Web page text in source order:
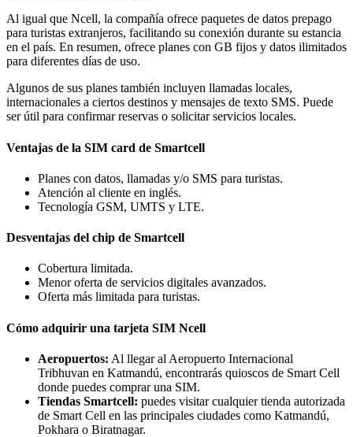
Al igual que Ncell, la compañía ofrece paquetes de datos prepago
para turistas extranjeros, facilitando su conexión durante su estancia
en el país. En resumen, ofrece planes con GB fijos y datos ilimitados
para diferentes días de uso.
Algunos de sus planes también incluyen llamadas locales,
internacionales a ciertos destinos y mensajes de texto SMS. Puede
ser útil para confirmar reservas o solicitar servicios locales.
Ventajas de la SIM card de Smartcell
Planes con datos, llamadas y/o SMS para turistas.
Atención al cliente en inglés.
Tecnología GSM, UMTS y LTE.
Desventajas del chip de Smartcell
Cobertura limitada.
Menor oferta de servicios digitales avanzados.
Oferta más limitada para turistas.
Cómo adquirir una tarjeta SIM Ncell
Aeropuertos: Al llegar al Aeropuerto Internacional
Tribhuvan en Katmandú, encontrarás quioscos de Smart Cell
donde puedes comprar una SIM.
Tiendas Smartcell: puedes visitar cualquier tienda autorizada
de Smart Cell en las principales ciudades como Katmandú,
Pokhara o Biratnagar.